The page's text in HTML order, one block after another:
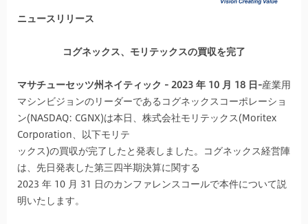
ニュースリリース
コグネックス、モリテックスの買収を完了
マサチューセッツ州ネイティック - 2023 年 10 月 18 日-産業用
マシンビジョンのリーダーであるコグネックスコーポレーショ
ン(NASDAQ: CGNX)は本日、株式会社モリテックス(Moritex
Corporation、以下モリテ
ックス)の買収が完了したと発表しました。コグネックス経営陣
は、先日発表した第三四半期決算に関する
2023 年 10 月 31 日のカンファレンスコールで本件について説
明いたします。